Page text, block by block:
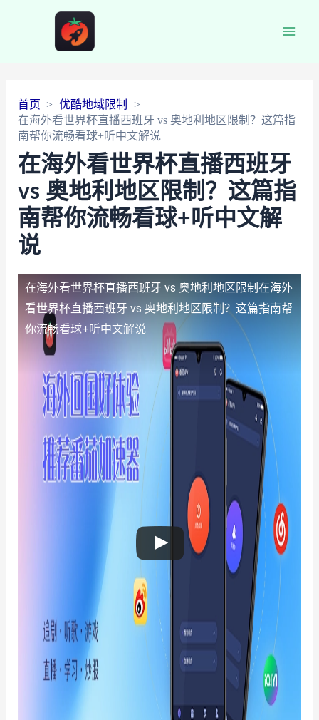
首页
优酷地域限制
在海外看世界杯直播西班牙 vs 奥地利地区限制？这篇指
南帮你流畅看球+听中文解说
在海外看世界杯直播西班牙
vs 奥地利地区限制？这篇指
南帮你流畅看球+听中文解
说
在海外看世界杯直播西班牙 vs 奥地利地区限制 在海外
看世界杯直播西班牙 vs 奥地利地区限制？这篇指南帮
你流畅看球+听中文解说